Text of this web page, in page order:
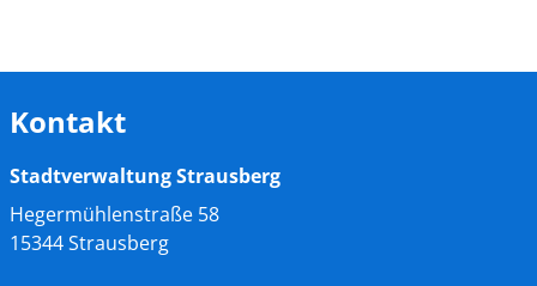
Kontakt
Stadtverwaltung Strausberg
Hegermühlenstraße 58
15344 Strausberg